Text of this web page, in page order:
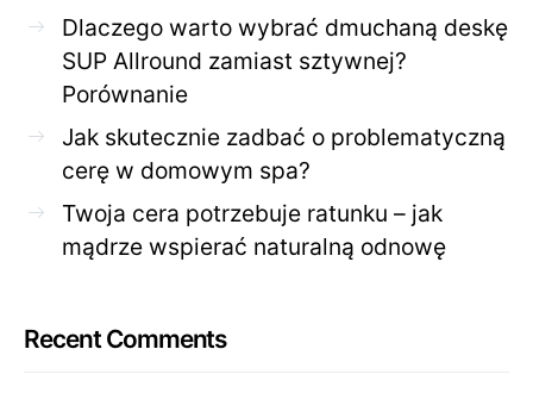
Dlaczego warto wybrać dmuchaną deskę
SUP Allround zamiast sztywnej?
Porównanie
Jak skutecznie zadbać o problematyczną
cerę w domowym spa?
Twoja cera potrzebuje ratunku – jak
mądrze wspierać naturalną odnowę
Recent Comments